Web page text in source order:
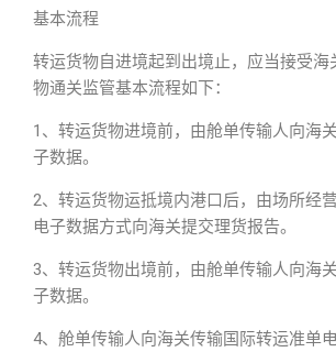
基本流程
转运货物自进境起到出境止，应当接受海
物通关监管基本流程如下：
1、转运货物进境前，由舱单传输人向海
子数据。
2、转运货物运抵境内港口后，由场所经
电子数据方式向海关提交理货报告。
3、转运货物出境前，由舱单传输人向海
子数据。
4、舱单传输人向海关传输国际转运准单